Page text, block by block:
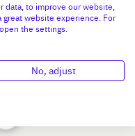
N°47264
data, to improve our website,
website experience. For
the settings.
No, adjust